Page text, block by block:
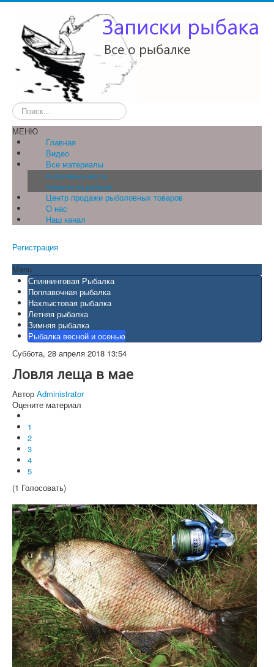
Искать...
МЕНЮ
Главная
Видео
Все материалы
Рыболовные места
Хитрости на рыбалке
Центр продажи рыболовных товаров
О нас
Наш канал
Регистрация
Menu
Спиннинговая Рыбалка
Поплавочная рыбалка
Нахлыстовая рыбалка
Летняя рыбалка
Зимняя рыбалка
Рыбалка весной и осенью
Суббота, 28 апреля 2018 13:54
Ловля леща в мае
Автор Administrator
Оцените материал
1
2
3
4
5
(1 Голосовать)